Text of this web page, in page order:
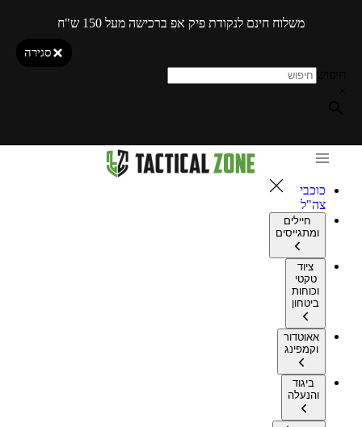
משלוח חינם לנקודת פיק אפ ברכישה מעל 150 ש"ח
סגירה
כוכבי
צה"ל
חיילים
ומתגייסים
ציוד
טקטי
וכוחות
ביטחון
אאוטדור
וקמפינג
ביגוד
והנעלה